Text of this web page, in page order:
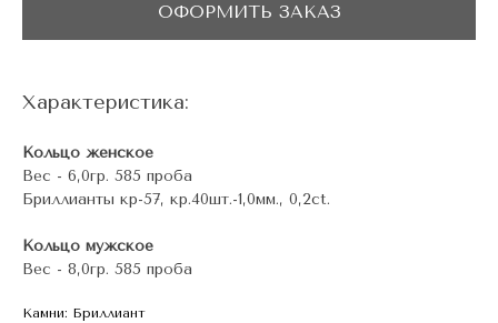
ОФОРМИТЬ ЗАКАЗ
Характеристика:
Кольцо женское
Вес - 6,0гр. 585 проба
Бриллианты кр-57, кр.40шт.-1,0мм., 0,2ct.
Кольцо мужское
Вес - 8,0гр. 585 проба
Камни: Бриллиант